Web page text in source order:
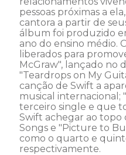
pessoas próximas a
cantora a partir de
álbum foi produzido
ano do ensino médio.
liberados para
McGraw", lançado no
"Teardrops on My
canção de Swift a
musical internacional;
terceiro single e que
Swift achegar ao
Songs e "Picture to
como o quarto e
respectivamente.